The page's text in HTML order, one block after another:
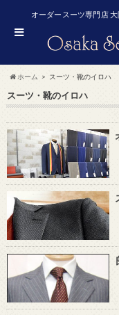
オーダースーツ専門店
ホーム スーツ・靴のイロハ
スーツ・靴のイロハ